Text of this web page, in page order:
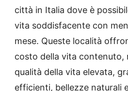
città in Italia dove è
vita soddisfacente con
mese. Queste località
costo della vita contenuto,
qualità della vita elevata,
efficienti, bellezze naturali